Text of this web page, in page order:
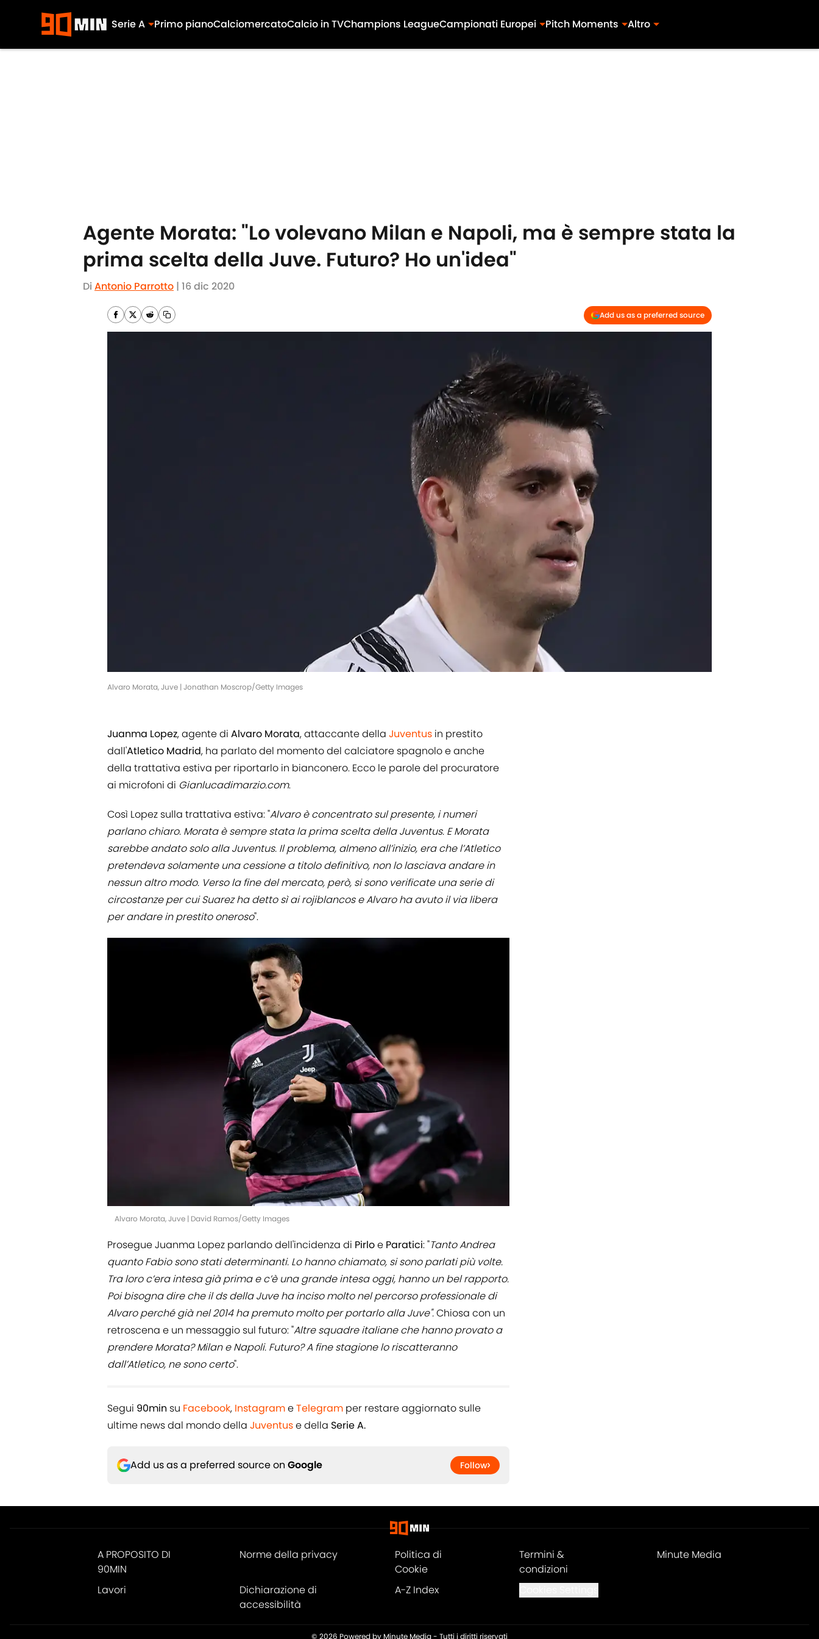
Serie A Primo pianoCalciomercatoCalcio in TVChampions LeagueCampionati Europei Pitch Moments Altro
Agente Morata: "Lo volevano Milan e Napoli, ma è sempre stata la
prima scelta della Juve. Futuro? Ho un'idea"
Di Antonio Parrotto | 16 dic 2020
Add us as a preferred source
Alvaro Morata, Juve | Jonathan Moscrop/Getty Images
Juanma Lopez, agente di Alvaro Morata, attaccante della Juventus in prestito
dall'Atletico Madrid, ha parlato del momento del calciatore spagnolo e anche
della trattativa estiva per riportarlo in bianconero. Ecco le parole del procuratore
ai microfoni di Gianlucadimarzio.com.
Così Lopez sulla trattativa estiva: "Alvaro è concentrato sul presente, i numeri
parlano chiaro. Morata è sempre stata la prima scelta della Juventus. E Morata
sarebbe andato solo alla Juventus. Il problema, almeno all’inizio, era che l’Atletico
pretendeva solamente una cessione a titolo definitivo, non lo lasciava andare in
nessun altro modo. Verso la fine del mercato, però, si sono verificate una serie di
circostanze per cui Suarez ha detto sì ai rojiblancos e Alvaro ha avuto il via libera
per andare in prestito oneroso".
Alvaro Morata, Juve | David Ramos/Getty Images
Prosegue Juanma Lopez parlando dell'incidenza di Pirloe Paratici: "Tanto Andrea
quanto Fabio sono stati determinanti. Lo hanno chiamato, si sono parlati più volte.
Tra loro c’era intesa già prima e c’è una grande intesa oggi, hanno un bel rapporto.
Poi bisogna dire che il ds della Juve ha inciso molto nel percorso professionale di
Alvaro perché già nel 2014 ha premuto molto per portarlo alla Juve".Chiosa con un
retroscena e un messaggio sul futuro: "Altre squadre italiane che hanno provato a
prendere Morata? Milan e Napoli. Futuro? A fine stagione lo riscatteranno
dall’Atletico, ne sono certo".
Segui 90min su Facebook, InstagrameTelegram per restare aggiornato sulle
ultime news dal mondo della Juventuse della Serie A.
Add us as a preferred source on Google Follow
A PROPOSITO DI
90MIN
Norme della privacy
Politica di
Cookie
Termini &
condizioni
Minute Media
Lavori
Dichiarazione di
accessibilità
A-Z Index
© 2026 Powered by Minute Media- Tutti i diritti riservati